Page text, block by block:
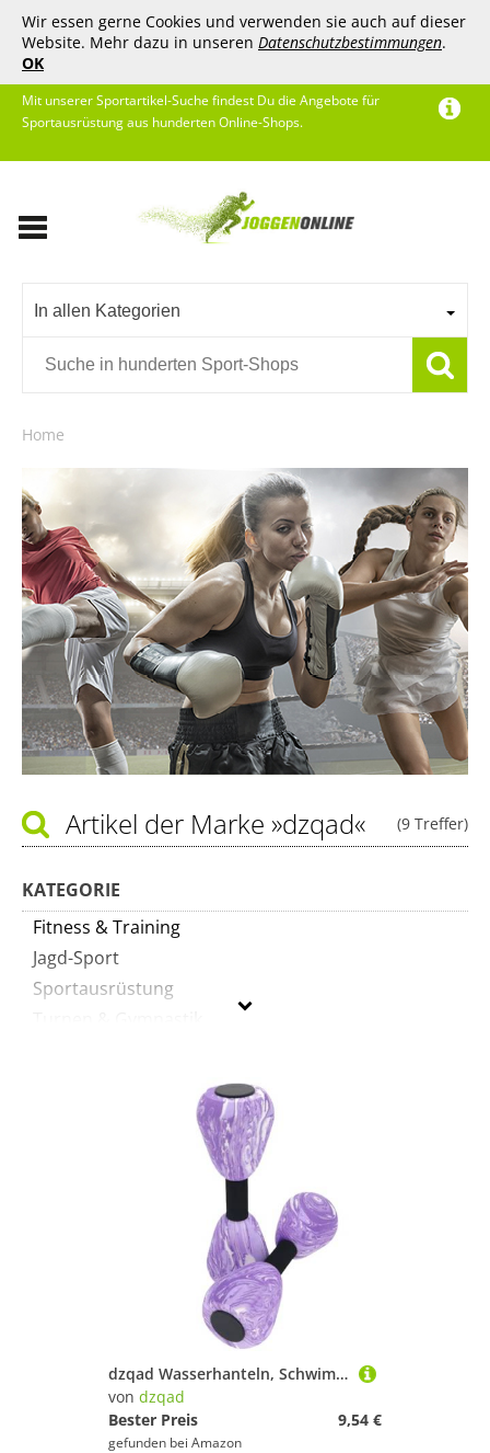
Wir essen gerne Cookies und verwenden sie auch auf dieser
Website. Mehr dazu in unseren Datenschutzbestimmungen.
OK
Mit unserer Sportartikel-Suche findest Du die Angebote für
Sportausrüstung aus hunderten Online-Shops.
In allen Kategorien
Home
(9 Treffer)
Artikel der Marke »dzqad«
KATEGORIE
Fitness & Training
Jagd-Sport
Sportausrüstung
dzqad Wasserhanteln, Schwimmbad Hanteln Für Wassergymnastik Und Training, Fitnessgeräte Für Muskelformung Indoor Und Outdoor
von dzqad
Bester Preis
9,54 €
gefunden bei Amazon